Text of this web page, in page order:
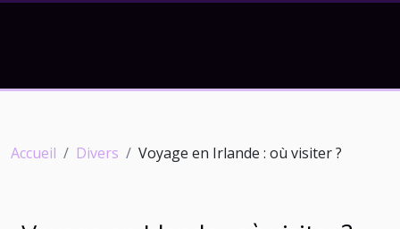
Accueil Divers Voyage en Irlande : où visiter ?